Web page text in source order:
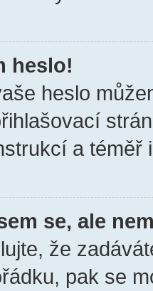
heslo!
heslo
a téměř
se, ale
že
pak se